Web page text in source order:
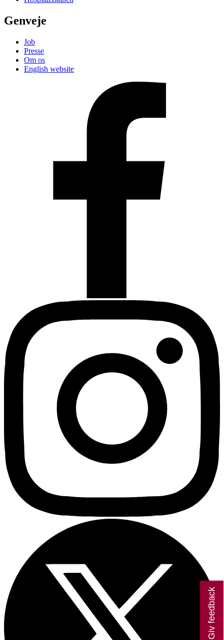
Genveje
Job
Presse
Om os
English website
Giv feedback